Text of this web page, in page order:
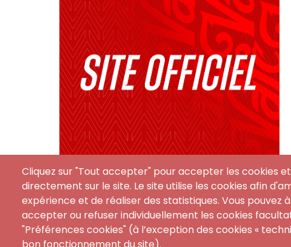
Cliquez sur "Tout accepter" pour accepter les cookies
directement sur le site. Le site utilise les cookies afin
expérience et de réaliser des statistiques. Vous pouvez
accepter ou refuser individuellement les cookies
"Préférences cookies" (à l’exception des cookies «